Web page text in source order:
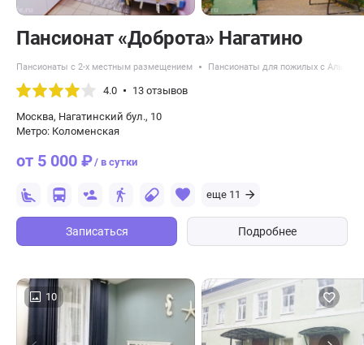
Пансионат «Доброта» Нагатино
Пансионаты с 2-х местным размещением Пансионаты для пожилых с
4.0 13 отзывов
Москва, Нагатинский бул., 10
Метро: Коломенская
от 5 000 ₽/ в сутки
еще 11
Записаться Подробнее
10